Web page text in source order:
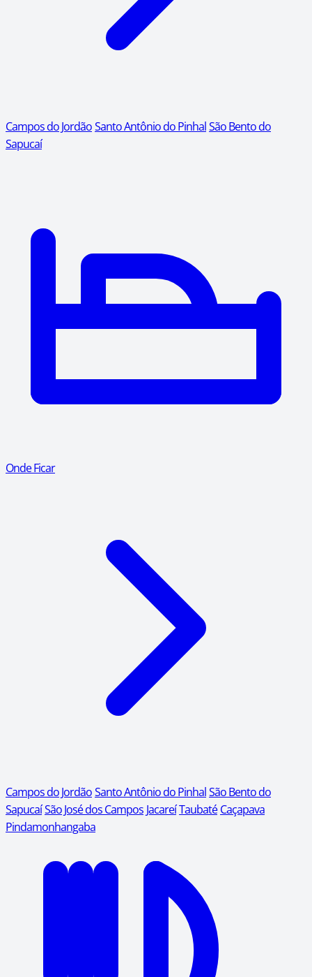
Campos do JordãoSanto Antônio do PinhalSão Bento do
Sapucaí
Onde Ficar
Campos do JordãoSanto Antônio do PinhalSão Bento do
SapucaíSão José dos Campos JacareíTaubaté Caçapava
Pindamonhangaba